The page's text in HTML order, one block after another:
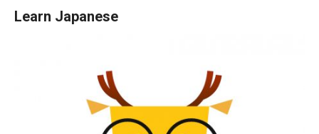
Learn Japanese